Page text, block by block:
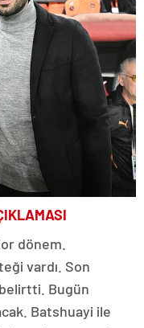
dönem.
vardı. Son
Bugün
Batshuayi ile